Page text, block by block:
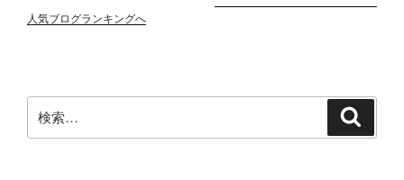
人気ブログランキングへ
索: